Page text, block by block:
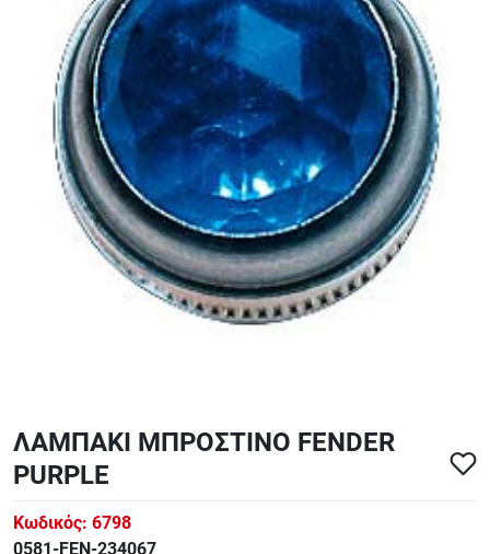
ΛΑΜΠΑΚΙ ΜΠΡΟΣΤΙΝΟ FENDER
PURPLE
Κωδικός: 6798
0581-FEN-234067
ΑΞΕΣΟΥΑΡ - ΑΝΤΑΛΛΑΚΤΙΚΑ ΚΙΘΑΡΑΣ ΜΠΑΣΟΥ
ΤΕΤΡΑΔΙΑ-DVD-CD